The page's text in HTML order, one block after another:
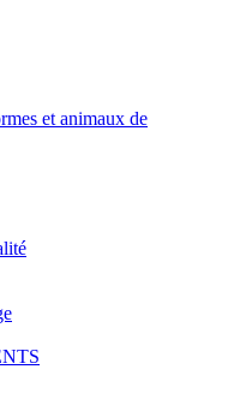
et animaux de